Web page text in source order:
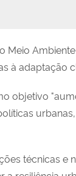
à
objetivo
técnicas